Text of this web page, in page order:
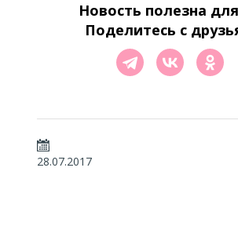
Новость полезна
Поделитесь с
28.07.2017